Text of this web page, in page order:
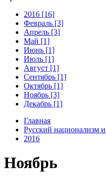
2016 [16]
Февраль [3]
Апрель [3]
Май [1]
Июнь [1]
Июль [1]
Август [1]
Сентябрь [1]
Октябрь [1]
Ноябрь [3]
Декабрь [1]
Главная
Русский национализм
2016
Ноябрь